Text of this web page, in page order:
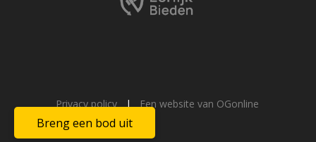
Privacy policy|Een website van OGonline
Breng een bod uit